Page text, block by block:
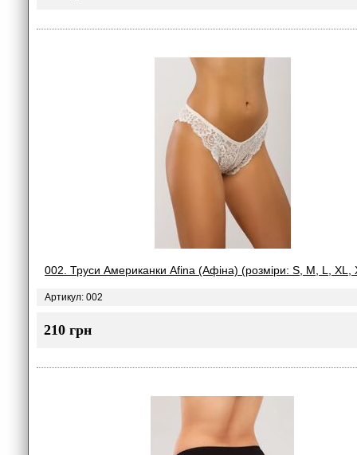
002. Труси Американки Afina (Афіна) (розміри: S, M, L, XL,
Артикул: 002
210 грн